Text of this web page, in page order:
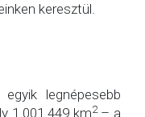
keresztül.
legnépesebb
1.001.449 km2 – a